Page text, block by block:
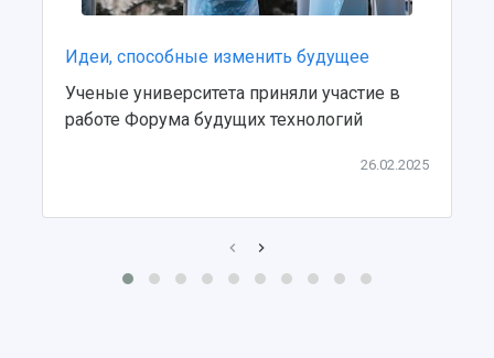
Умный дом бабочек
Международный межвузовский кампус
Сведения об образовательной организации
Идеи, способные изменить будущее
Ученые университета приняли участие в
работе Форума будущих технологий
26.02.2025